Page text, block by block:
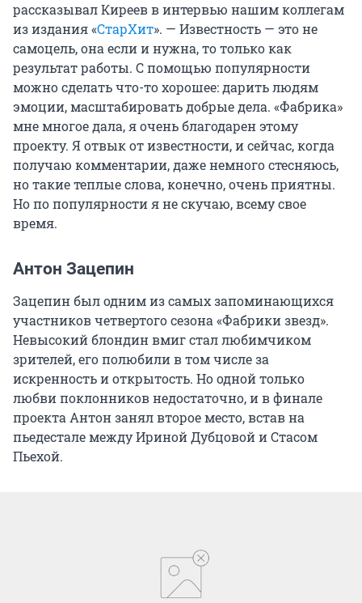
рассказывал Киреев в интервью нашим коллегам
из издания «СтарХит». — Известность — это не
самоцель, она если и нужна, то только как
результат работы. С помощью популярности
можно сделать что-то хорошее: дарить людям
эмоции, масштабировать добрые дела. «Фабрика»
мне многое дала, я очень благодарен этому
проекту. Я отвык от известности, и сейчас, когда
получаю комментарии, даже немного стесняюсь,
но такие теплые слова, конечно, очень приятны.
Но по популярности я не скучаю, всему свое
время.
Антон Зацепин
Зацепин был одним из самых запоминающихся
участников четвертого сезона «Фабрики звезд».
Невысокий блондин вмиг стал любимчиком
зрителей, его полюбили в том числе за
искренность и открытость. Но одной только
любви поклонников недостаточно, и в финале
проекта Антон занял второе место, встав на
пьедестале между Ириной Дубцовой и Стасом
Пьехой.